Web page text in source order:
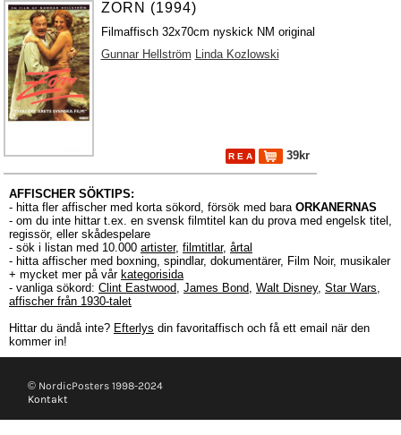
ZORN (1994)
Filmaffisch 32x70cm nyskick NM original
Gunnar Hellström Linda Kozlowski
R E A 39kr
AFFISCHER SÖKTIPS:
- hitta fler affischer med korta sökord, försök med bara ORKANERNAS
- om du inte hittar t.ex. en svensk filmtitel kan du prova med engelsk titel,
regissör, eller skådespelare
- sök i listan med 10.000 artister, filmtitlar, årtal
- hitta affischer med boxning, spindlar, dokumentärer, Film Noir, musikaler
+ mycket mer på vår kategorisida
- vanliga sökord: Clint Eastwood, James Bond, Walt Disney, Star Wars,
affischer från 1930-talet
Hittar du ändå inte? Efterlys din favoritaffisch och få ett email när den
kommer in!
© NordicPosters 1998-2024
Kontakt